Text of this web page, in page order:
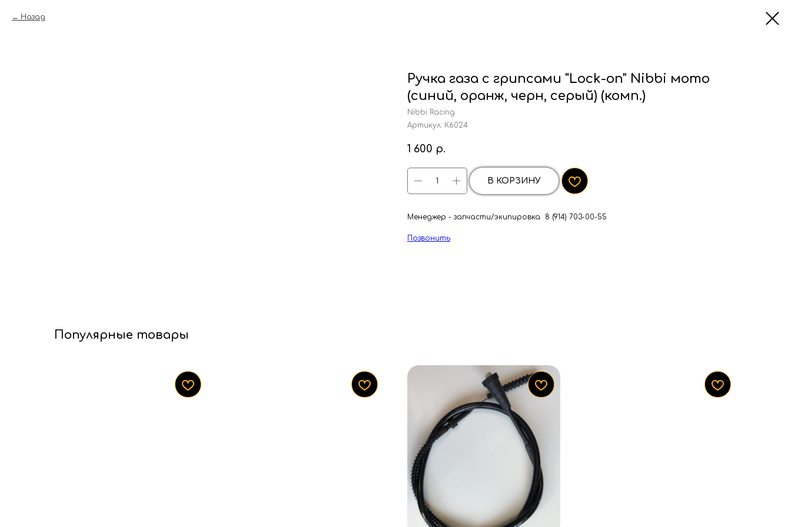
Назад
Ручка газа с грипсами "Lock-on" Nibbi мото
(синий, оранж, черн, серый) (комп.)
Nibbi Racing
Артикул: К6024
1 600 р.
В КОРЗИНУ
Менеджер - запчасти/экипировка 8 (914) 703-00-55
Позвонить
Популярные товары